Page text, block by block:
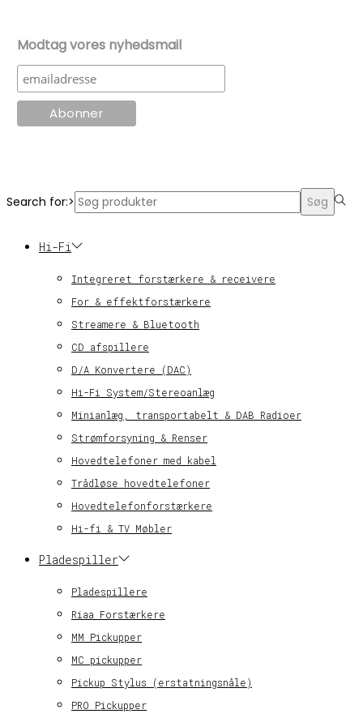
Modtag vores nyhedsmail
Search for:> Søg
Hi-Fi
Integreret forstærkere & receivere
For & effektforstærkere
Streamere & Bluetooth
CD afspillere
D/A Konvertere (DAC)
Hi-Fi System/Stereoanlæg
Minianlæg, transportabelt & DAB Radioer
Strømforsyning & Renser
Hovedtelefoner med kabel
Trådløse hovedtelefoner
Hovedtelefonforstærkere
Hi-fi & TV Møbler
Pladespiller
Pladespillere
Riaa Forstærkere
MM Pickupper
MC pickupper
Pickup Stylus (erstatningsnåle)
PRO Pickupper